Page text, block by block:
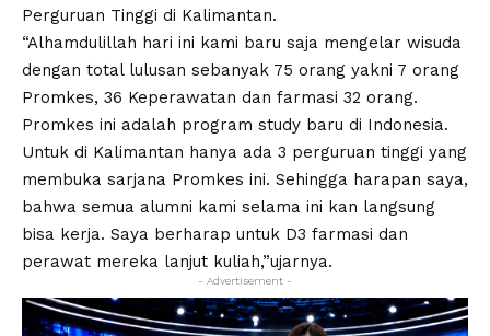
Perguruan Tinggi di Kalimantan.
“Alhamdulillah hari ini kami baru saja mengelar wisuda
dengan total lulusan sebanyak 75 orang yakni 7 orang
Promkes, 36 Keperawatan dan farmasi 32 orang.
Promkes ini adalah program study baru di Indonesia.
Untuk di Kalimantan hanya ada 3 perguruan tinggi yang
membuka sarjana Promkes ini. Sehingga harapan saya,
bahwa semua alumni kami selama ini kan langsung
bisa kerja. Saya berharap untuk D3 farmasi dan
perawat mereka lanjut kuliah,”ujarnya.
- Advertisement -